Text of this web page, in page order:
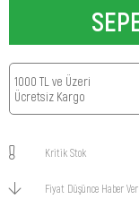
1000 TL ve Üzeri
Ücretsiz Kargo
Kritik Stok
Fiyat Düşünce Haber Ver